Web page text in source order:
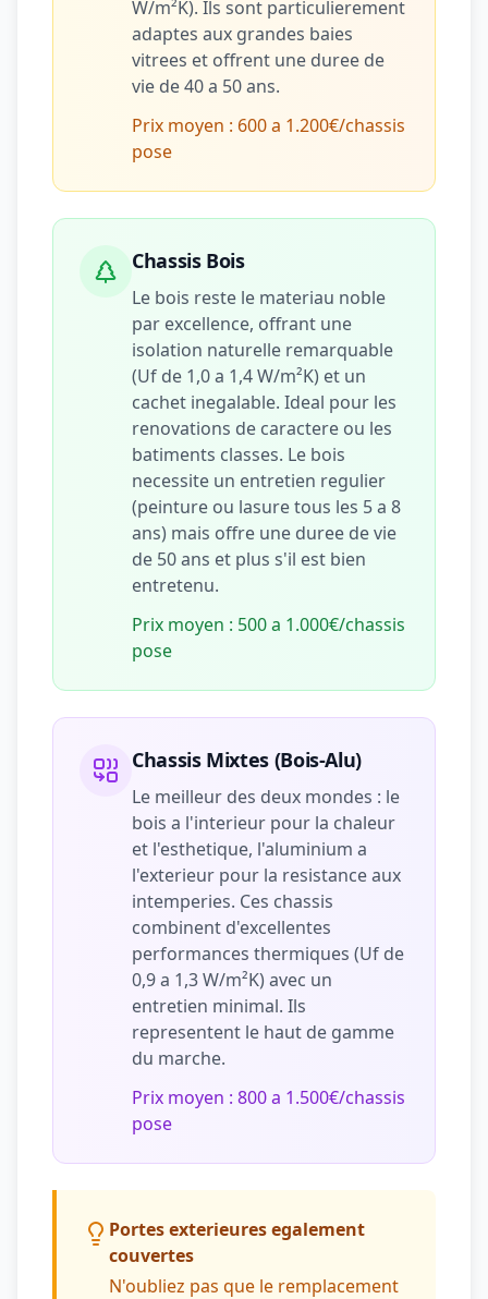
W/m²K). Ils sont particulierement
adaptes aux grandes baies
vitrees et offrent une duree de
vie de 40 a 50 ans.
Prix moyen : 600 a 1.200€/chassis
pose
Chassis Bois
Le bois reste le materiau noble
par excellence, offrant une
isolation naturelle remarquable
(Uf de 1,0 a 1,4 W/m²K) et un
cachet inegalable. Ideal pour les
renovations de caractere ou les
batiments classes. Le bois
necessite un entretien regulier
(peinture ou lasure tous les 5 a 8
ans) mais offre une duree de vie
de 50 ans et plus s'il est bien
entretenu.
Prix moyen : 500 a 1.000€/chassis
pose
Chassis Mixtes (Bois-Alu)
Le meilleur des deux mondes : le
bois a l'interieur pour la chaleur
et l'esthetique, l'aluminium a
l'exterieur pour la resistance aux
intemperies. Ces chassis
combinent d'excellentes
performances thermiques (Uf de
0,9 a 1,3 W/m²K) avec un
entretien minimal. Ils
representent le haut de gamme
du marche.
Prix moyen : 800 a 1.500€/chassis
pose
Portes exterieures egalement
couvertes
N'oubliez pas que le remplacement